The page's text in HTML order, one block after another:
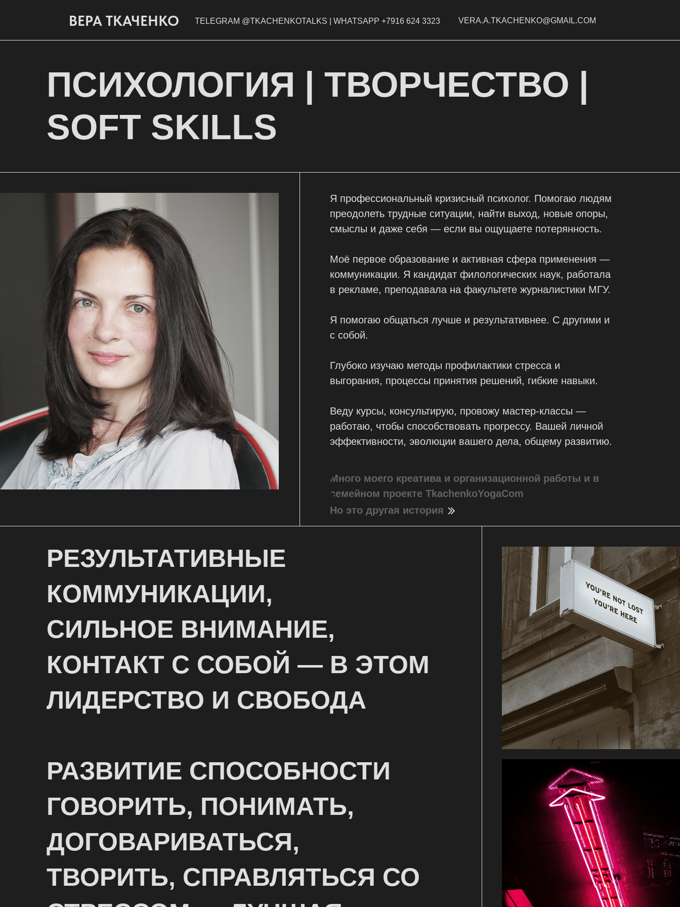
TELEGRAM @TKACHENKOTALKS | WHATSAPP +7916 624 3323
ВЕРА ТКАЧЕНКО VERA.A.TKACHENKO@GMAIL.COM
ПСИХОЛОГИЯ | ТВОРЧЕСТВО |
SOFT SKILLS
Я профессиональный кризисный психолог. Помогаю людям
преодолеть трудные ситуации, найти выход, новые опоры,
смыслы и даже себя — если вы ощущаете потерянность.
Моё первое образование и активная сфера применения —
коммуникации. Я кандидат филологических наук, работала
в рекламе, преподавала на факультете журналистики МГУ.
Я помогаю общаться лучше и результативнее. С другими и
с собой.
Глубоко изучаю методы профилактики стресса и
выгорания, процессы принятия решений, гибкие навыки.
Веду курсы, консультирую, провожу мастер-классы —
работаю, чтобы способствовать прогрессу. Вашей личной
эффективности, эволюции вашего дела, общему развитию.
Много моего креатива и организационной работы и в
семейном проекте TkachenkoYogaCom
Но это другая история
РЕЗУЛЬТАТИВНЫЕ
КОММУНИКАЦИИ,
СИЛЬНОЕ ВНИМАНИЕ,
КОНТАКТ С СОБОЙ — В ЭТОМ
ЛИДЕРСТВО И СВОБОДА
РАЗВИТИЕ СПОСОБНОСТИ
ГОВОРИТЬ, ПОНИМАТЬ,
ДОГОВАРИВАТЬСЯ,
ТВОРИТЬ, СПРАВЛЯТЬСЯ СО